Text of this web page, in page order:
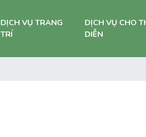
DỊCH VỤ TRANG
TRÍ
DỊCH VỤ CHO
DIỄN